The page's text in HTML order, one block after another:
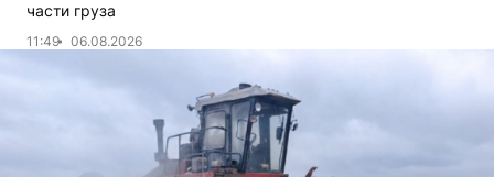
части груза
11:49 06.08.2026